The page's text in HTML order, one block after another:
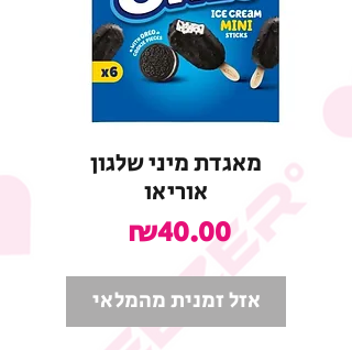
מאגדת מיני שלגון
אוריאו
₪40.00
אזל זמנית מהמלאי